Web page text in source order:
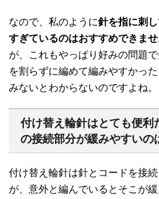
なので、私のように針を指に刺
すぎているのはおすすめできま
が、これもやっぱり好みの問題
を割らずに編めて編みやすかっ
みないとわからないのですよね。
付け替え輪針はとても便利
の接続部分が緩みやすいの
付け替え輪針は針とコードを接
が、意外と編んでいるとそこが